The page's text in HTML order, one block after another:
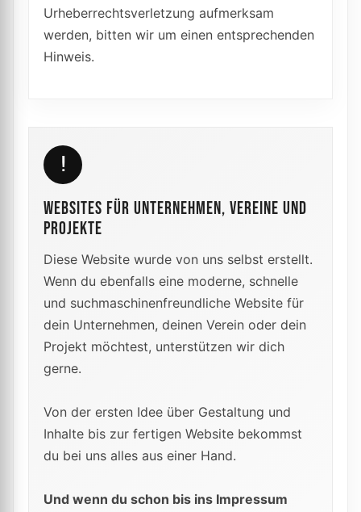
Urheberrechtsverletzung aufmerksam
werden, bitten wir um einen entsprechenden
Hinweis.
!
WEBSITES FÜR UNTERNEHMEN, VEREINE UND
PROJEKTE
Diese Website wurde von uns selbst erstellt.
Wenn du ebenfalls eine moderne, schnelle
und suchmaschinenfreundliche Website für
dein Unternehmen, deinen Verein oder dein
Projekt möchtest, unterstützen wir dich
gerne.
Von der ersten Idee über Gestaltung und
Inhalte bis zur fertigen Website bekommst
du bei uns alles aus einer Hand.
Und wenn du schon bis ins Impressum